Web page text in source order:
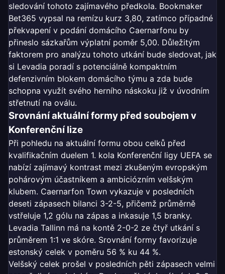
sledování tohoto zajímavého předkola. Bookmaker
Bet365 vypsal na remízu kurz 3,80, zatímco případné
překvapení v podání domácího Caernarfonu by
přineslo sázkařům výplatní poměr 5,00. Důležitým
faktorem pro analýzu tohoto utkání bude sledovat, jak
si Levadia poradí s potenciálně kompaktním
defenzivním blokem domácího týmu a zda bude
schopna využít svého herního náskoku již v úvodním
střetnutí na oválu.
Srovnání aktuální formy před soubojem v
Konferenční lize
Při pohledu na aktuální formu obou celků před
kvalifikačním duelem 1. kola Konferenční ligy UEFA se
nabízí zajímavý kontrast mezi zkušeným evropským
pohárovým účastníkem a ambiciózním velšským
klubem. Caernarfon Town vykazuje v posledních
deseti zápasech bilanci 3-2-5, přičemž průměrně
vstřeluje 1,2 gólu na zápas a inkasuje 1,5 branky.
Levadia Tallinn má na kontě 2-0-2 ze čtyř utkání s
průměrem 1:1 ve skóre. Srovnání formy favorizuje
estonský celek v poměru 56 % ku 44 %.
Velšský celek prošel v posledních pěti zápasech velmi